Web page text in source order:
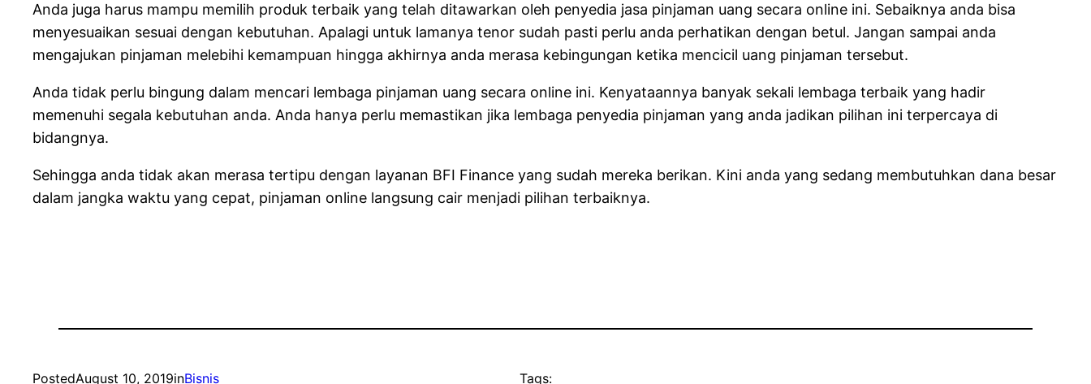
Anda juga harus mampu memilih produk terbaik yang telah ditawarkan oleh penyedia jasa pinjaman uang secara online ini. Sebaiknya anda bisa
menyesuaikan sesuai dengan kebutuhan. Apalagi untuk lamanya tenor sudah pasti perlu anda perhatikan dengan betul. Jangan sampai anda
mengajukan pinjaman melebihi kemampuan hingga akhirnya anda merasa kebingungan ketika mencicil uang pinjaman tersebut.
Anda tidak perlu bingung dalam mencari lembaga pinjaman uang secara online ini. Kenyataannya banyak sekali lembaga terbaik yang hadir
memenuhi segala kebutuhan anda. Anda hanya perlu memastikan jika lembaga penyedia pinjaman yang anda jadikan pilihan ini terpercaya di
bidangnya.
Sehingga anda tidak akan merasa tertipu dengan layanan BFI Finance yang sudah mereka berikan. Kini anda yang sedang membutuhkan dana besar
dalam jangka waktu yang cepat, pinjaman online langsung cair menjadi pilihan terbaiknya.
PostedAugust 10, 2019inBisnis Tags: